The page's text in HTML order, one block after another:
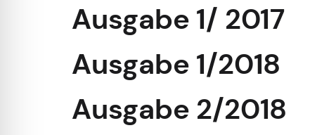
Ausgabe 1/ 2017
Ausgabe 1/2018
Ausgabe 2/2018